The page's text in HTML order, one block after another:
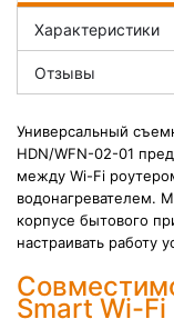
Характеристики
Отзывы
Универсальный
HDN/WFN-02-01
между Wi-Fi
водонагревателем.
корпусе бытового
настраивать работу
Smart Wi-